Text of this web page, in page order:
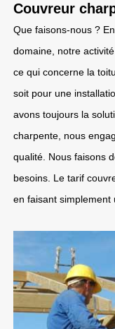
Couvreur
Que faisons-nous ?
domaine, notre
ce qui concerne la
soit pour une
avons toujours la
charpente, nous
qualité. Nous faisons
besoins. Le tarif
en faisant simplement